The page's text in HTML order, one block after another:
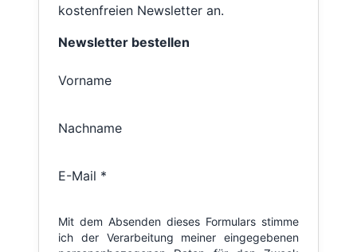
kostenfreien Newsletter an.